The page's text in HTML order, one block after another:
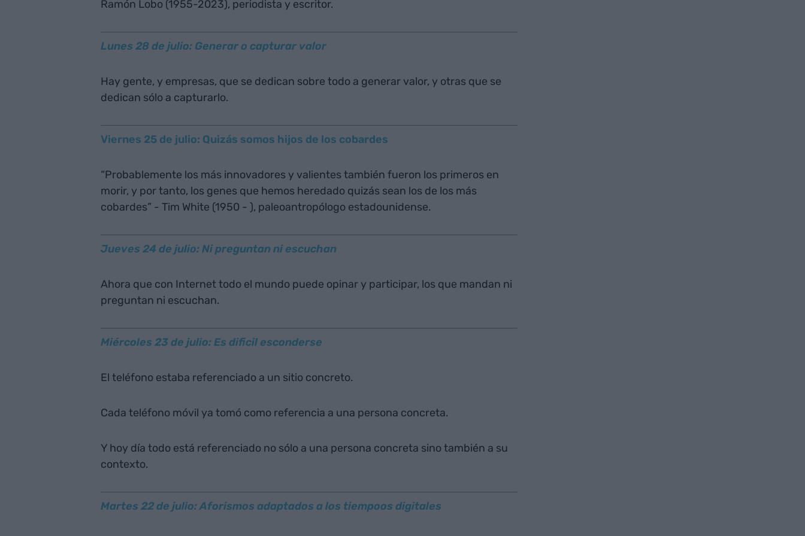
Ramón Lobo (1955-2023), periodista y escritor.
Lunes 28 de julio: Generar o capturar valor
Hay gente, y empresas, que se dedican sobre todo a generar valor, y otras que se
dedican sólo a capturarlo.
Viernes 25 de julio: Quizás somos hijos de los cobardes
“Probablemente los más innovadores y valientes también fueron los primeros en
morir, y por tanto, los genes que hemos heredado quizás sean los de los más
cobardes” - Tim White (1950 - ), paleoantropólogo estadounidense.
Jueves 24 de julio: Ni preguntan ni escuchan
Ahora que con Internet todo el mundo puede opinar y participar, los que mandan ni
preguntan ni escuchan.
Miércoles 23 de julio: Es dificil esconderse
El teléfono estaba referenciado a un sitio concreto.
Cada teléfono móvil ya tomó como referencia a una persona concreta.
Y hoy día todo está referenciado no sólo a una persona concreta sino también a su
contexto.
Martes 22 de julio: Aforismos adaptados a los tiempoos digitales